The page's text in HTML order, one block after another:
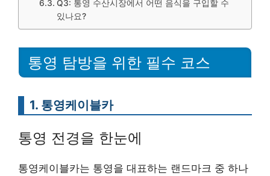
Q3: 통영 수산시장에서 어떤 음식을 구입할 수
있나요?
통영 탐방을 위한 필수 코스
1. 통영케이블카
통영 전경을 한눈에
통영케이블카는 통영을 대표하는 랜드마크 중 하나